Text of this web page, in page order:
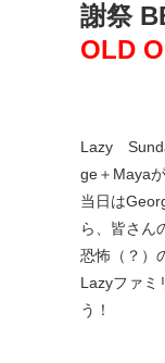
謝祭
OLD
Lazy
ge＋Maya
当日は
ら、 皆さん
恐怖（？）
Lazyファミ
う！